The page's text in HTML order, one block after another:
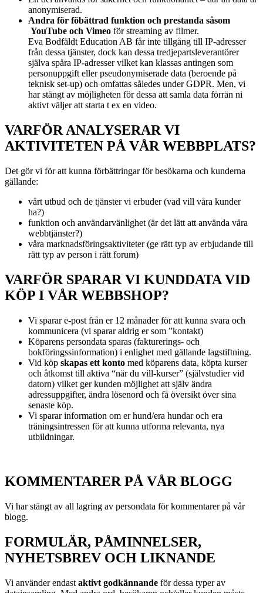
anonymiserad.
Andra för föbättrad funktion och prestanda såsom
YouTube och Vimeo för streaming av filmer.
Eva Bodfäldt Education AB får inte tillgång till IP-adresser
från dessa tjänster, dock kan dessa tredjepartsleverantörer
själva spåra IP-adresser vilket kan klassas antingen som
personuppgift eller pseudonymiserade data (beroende på
teknisk set-up) och omfattas således under GDPR. Men, vi
har stängt av möjligheten för dessa att samla data förrän ni
aktivt väljer att starta t ex en video.
VARFÖR ANALYSERAR VI
AKTIVITETEN PÅ VÅR WEBBPLATS?
Det gör vi för att kunna förbättringar för besökarna och kunderna
gällande:
vårt utbud och de tjänster vi erbuder (vad vill våra kunder
ha?)
funktion och användarvänlighet (är det lätt att använda våra
webbtjänster?)
våra marknadsföringsaktiviteter (ge rätt typ av erbjudande till
rätt typ av person i rätt forum)
VARFÖR SPARAR VI KUNDDATA VID
KÖP I VÅR WEBBSHOP?
Vi sparar e-post från er 12 månader för att kunna svara och
kommunicera (vi sparar aldrig er som ”kontakt)
Köparens persondata sparas (fakturerings- och
bokföringssinformation) i enlighet med gällande lagstiftning.
Vid köp skapas ett konto med köparens data, köpta kurser
och åtkomst till aktiva “när du vill-kurser” (självstudier vid
datorn) vilket ger kunden möjlighet att själv ändra
adressuppgifter, ändra lösenord och få översikt över sina
senaste köp.
Vi sparar information om er hund/era hundar och era
träningsintressen för att kunna utforma relevanta, nya
utbildningar.
KOMMENTARER PÅ VÅR BLOGG
Vi har stängt av all lagring av persondata för kommentarer på vår
blogg.
FORMULÄR, PÅMINNELSER,
NYHETSBREV OCH LIKNANDE
Vi använder endast aktivt godkännande för dessa typer av